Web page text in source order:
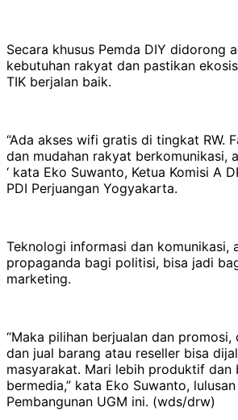
Secara khusus Pemda DIY didorong
kebutuhan rakyat dan pastikan
TIK berjalan baik.
“Ada akses wifi gratis di tingkat RW.
dan mudahan rakyat berkomunikasi,
‘ kata Eko Suwanto, Ketua Komisi A
PDI Perjuangan Yogyakarta.
Teknologi informasi dan komunikasi,
propaganda bagi politisi, bisa jadi
marketing.
“Maka pilihan berjualan dan promosi,
dan jual barang atau reseller bisa
masyarakat. Mari lebih produktif dan
bermedia,” kata Eko Suwanto,
Pembangunan UGM ini. (wds/drw)